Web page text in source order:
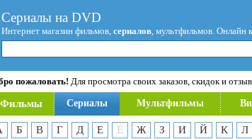
Сериалы на DVD
Интернет магазин фильмов, сериалов, мультфильмов. Онлайн
пожаловать! Для просмотра своих заказов, скидок и
Фильмы Сериалы Мультфильмы
Б В Г Д Е Ё Ж З И Й К Л